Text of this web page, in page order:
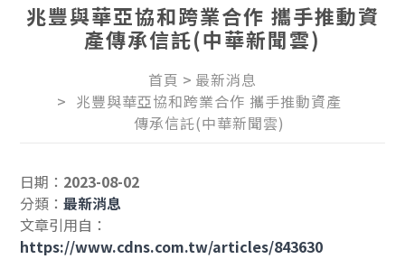
兆豐與華亞協和跨業合作 攜手推動資
產傳承信託(中華新聞雲)
首頁
最新消息
兆豐與華亞協和跨業合作 攜手推動資產
傳承信託(中華新聞雲)
日期： 2023-08-02
分類：最新消息
文章引用自：
https://www.cdns.com.tw/articles/843630